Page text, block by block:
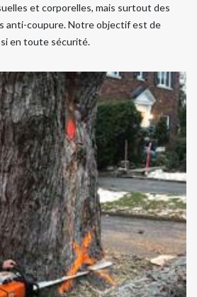
et corporelles, mais surtout des
anti-coupure. Notre objectif est de
en toute sécurité.